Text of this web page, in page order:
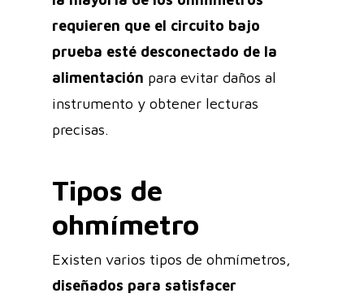
requieren que el circuito bajo
prueba esté desconectado de la
alimentación para evitar daños al
instrumento y obtener lecturas
precisas.
Tipos de
ohmímetro
Existen varios tipos de ohmímetros,
diseñados para satisfacer